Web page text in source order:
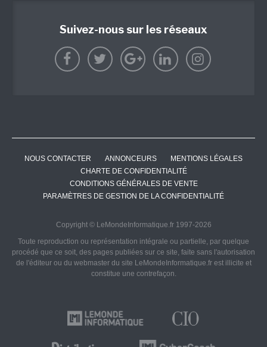
Suivez-nous sur les réseaux
NOUS CONTACTER ANNONCEURS
MENTIONS LÉGALES
CHARTE DE CONFIDENTIALITÉ
CONDITIONS GÉNÉRALES DE VENTE
PARAMÈTRES DE GESTION DE LA CONFIDENTIALITÉ
Copyright © LeMondeInformatique.fr 1997-2026
Toute reproduction ou représentation intégrale ou partielle, par quelque
procédé que ce soit, des pages publiées sur ce site, faite sans l'autorisation
de l'éditeur ou du webmaster du site LeMondeInformatique.fr est illicite et
constitue une contrefaçon.